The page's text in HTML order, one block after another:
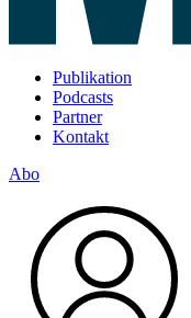
Publikation
Podcasts
Partner
Kontakt
Abo